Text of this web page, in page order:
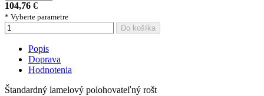
104,76 €
* Vyberte parametre
Do košíka
Popis
Doprava
Hodnotenia
Štandardný lamelový polohovateľný rošt